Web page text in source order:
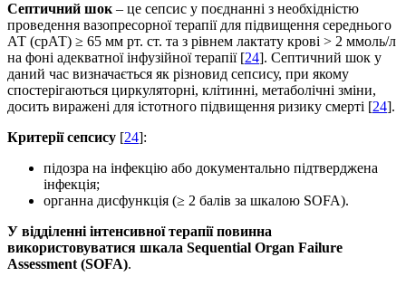
Септичний шок– це сепсис у поєднанні з необхідністю
проведення вазопресорної терапії для підвищення середнього
АТ (срАТ) ≥ 65 мм рт. ст. та з рівнем лактату крові > 2 ммоль/л
на фоні адекватної інфузійної терапії [24]. Септичний шок у
даний час визначається як різновид сепсису, при якому
спостерігаються циркуляторні, клітинні, метаболічні зміни,
досить виражені для істотного підвищення ризику смерті [24].
Критерії сепсису [24]:
підозра на інфекцію або документально підтверджена
інфекція;
органна дисфункція (≥ 2 балів за шкалою SOFA).
У відділенні інтенсивної терапії повинна
використовуватися шкала Sequential Organ Failure
Assessment(SOFA).